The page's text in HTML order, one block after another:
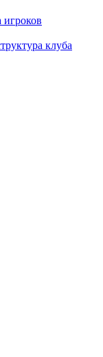
игроков
клуба